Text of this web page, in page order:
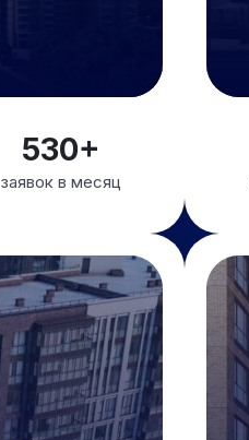
530+
заявок в месяц